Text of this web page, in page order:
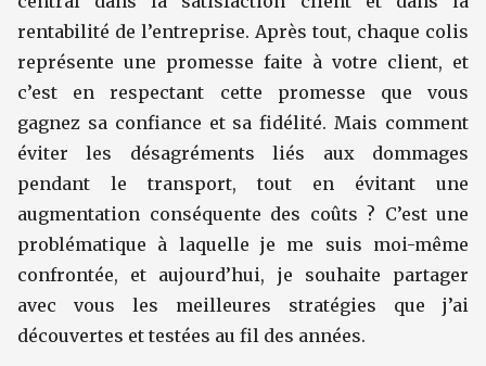
rentabilité de l’entreprise. Après tout, chaque colis
représente une promesse faite à votre client, et
c’est en respectant cette promesse que vous
gagnez sa confiance et sa fidélité. Mais comment
éviter les désagréments liés aux dommages
pendant le transport, tout en évitant une
augmentation conséquente des coûts ? C’est une
problématique à laquelle je me suis moi-même
confrontée, et aujourd’hui, je souhaite partager
avec vous les meilleures stratégies que j’ai
découvertes et testées au fil des années.